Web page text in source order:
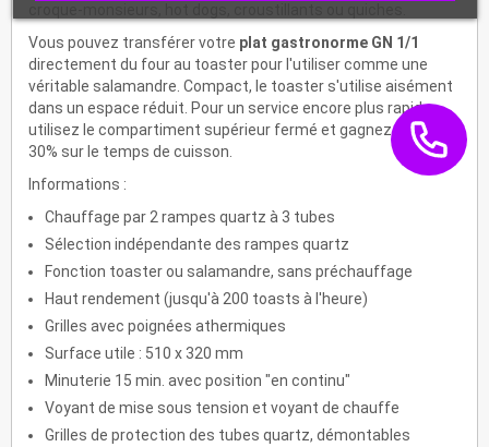
Vous pouvez transférer votre plat gastronorme GN 1/1
directement du four au toaster pour l'utiliser comme une
véritable salamandre. Compact, le toaster s'utilise aisément
dans un espace réduit. Pour un service encore plus rapide,
utilisez le compartiment supérieur fermé et gagnez environ
30% sur le temps de cuisson.
Informations :
Chauffage par 2 rampes quartz à 3 tubes
Sélection indépendante des rampes quartz
Fonction toaster ou salamandre, sans préchauffage
Haut rendement (jusqu'à 200 toasts à l'heure)
Grilles avec poignées athermiques
Surface utile : 510 x 320 mm
Minuterie 15 min. avec position "en continu"
Voyant de mise sous tension et voyant de chauffe
Grilles de protection des tubes quartz, démontables